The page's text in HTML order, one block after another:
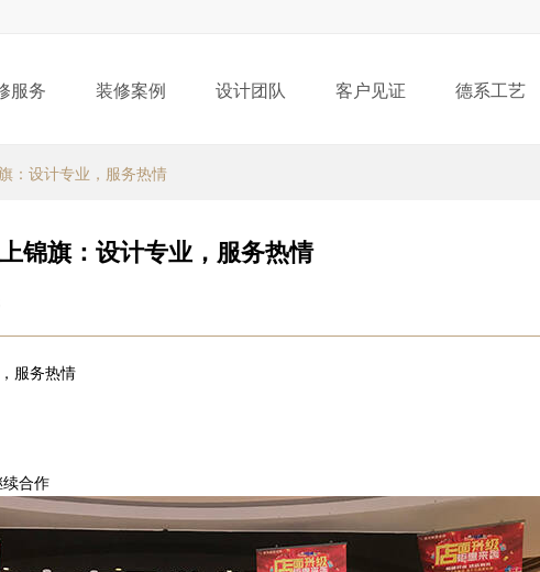
服务 装修案例 设计团队 客户见证 德系工艺
：设计专业，服务热情
锦旗：设计专业，服务热情
服务热情
合作